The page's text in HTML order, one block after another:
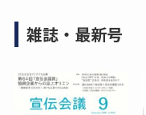
雑誌・最新号